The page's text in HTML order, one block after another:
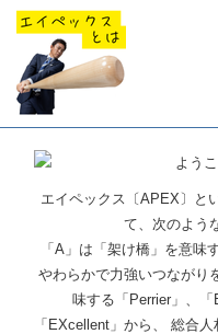
エイペックス〔APEX〕と
て、次のよう
「A」は「架け橋」を意味
やわらかで力強いつながり
味する「Perrier」、
「EXcellent」から、 総合